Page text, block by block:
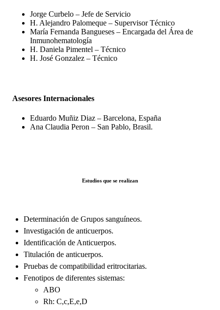
Jorge Curbelo – Jefe de Servicio
H. Alejandro Palomeque – Supervisor Técnico
María Fernanda Bangueses – Encargada del Área de
Inmunohematología
H. Daniela Pimentel – Técnico
H. José Gonzalez – Técnico
Asesores Internacionales
Eduardo Muñiz Diaz – Barcelona, España
Ana Claudia Peron – San Pablo, Brasil.
Estudios que se realizan
Determinación de Grupos sanguíneos.
Investigación de anticuerpos.
Identificación de Anticuerpos.
Titulación de anticuerpos.
Pruebas de compatibilidad eritrocitarias.
Fenotipos de diferentes sistemas:
ABO
Rh: C,c,E,e,D